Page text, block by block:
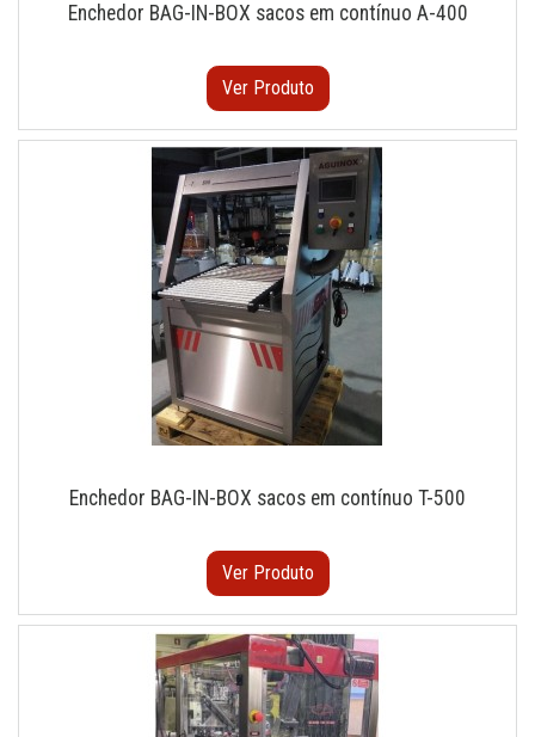
Enchedor BAG-IN-BOX sacos em contínuo A-400
Ver Produto
Enchedor BAG-IN-BOX sacos em contínuo T-500
Ver Produto